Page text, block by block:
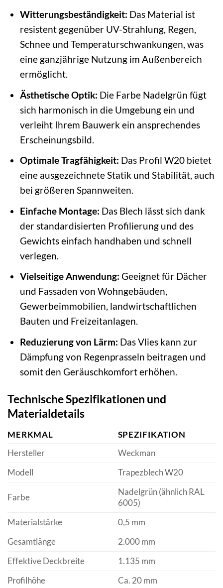
Witterungsbeständigkeit: Das Material ist
resistent gegenüber UV-Strahlung, Regen,
Schnee und Temperaturschwankungen, was
eine ganzjährige Nutzung im Außenbereich
ermöglicht.
Ästhetische Optik: Die Farbe Nadelgrün fügt
sich harmonisch in die Umgebung ein und
verleiht Ihrem Bauwerk ein ansprechendes
Erscheinungsbild.
Optimale Tragfähigkeit: Das Profil W20 bietet
eine ausgezeichnete Statik und Stabilität, auch
bei größeren Spannweiten.
Einfache Montage: Das Blech lässt sich dank
der standardisierten Profilierung und des
Gewichts einfach handhaben und schnell
verlegen.
Vielseitige Anwendung: Geeignet für Dächer
und Fassaden von Wohngebäuden,
Gewerbeimmobilien, landwirtschaftlichen
Bauten und Freizeitanlagen.
Reduzierung von Lärm: Das Vlies kann zur
Dämpfung von Regenprasseln beitragen und
somit den Geräuschkomfort erhöhen.
Technische Spezifikationen und
Materialdetails
MERKMAL
SPEZIFIKATION
Hersteller
Weckman
Modell
Trapezblech W20
Farbe
Nadelgrün (ähnlich RAL
6005)
Materialstärke
0,5 mm
Gesamtlänge
2.000 mm
Effektive Deckbreite
1.135 mm
Profilhöhe
Ca. 20 mm